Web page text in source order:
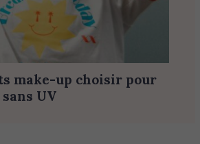
make-up choisir pour
UV